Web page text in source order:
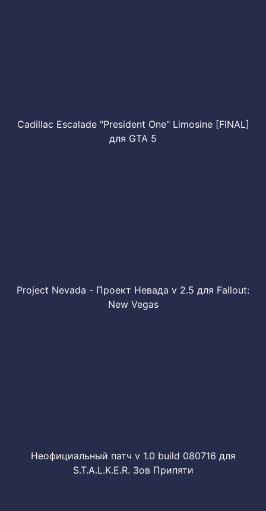
Cadillac Escalade "President One" Limosine [FINAL]
для GTA 5
Project Nevada - Проект Невада v 2.5 для Fallout:
New Vegas
Неофициальный патч v 1.0 build 080716 для
S.T.A.L.K.E.R. Зов Припяти